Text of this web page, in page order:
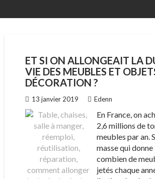
ET SI ON ALLONGEAIT LA
VIE DES MEUBLES ET
DÉCORATION ?
13 janvier 2019 Edenn
En France, on
2,6 millions de
meubles par an.
masse qui
combien de
jetés chaque